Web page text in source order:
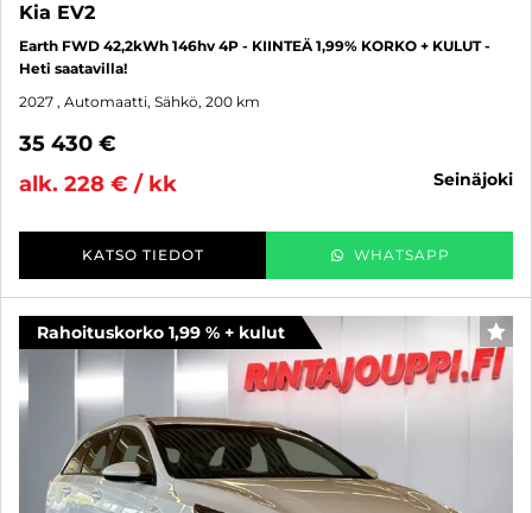
Kia EV2
Earth FWD 42,2kWh 146hv 4P - KIINTEÄ 1,99% KORKO + KULUT -
Heti saatavilla!
2027 , Automaatti, Sähkö, 200 km
35 430 €
alk. 228 € / kk
seinäjoki
KATSO TIEDOT WHATSAPP
Rahoituskorko 1,99 % + kulut